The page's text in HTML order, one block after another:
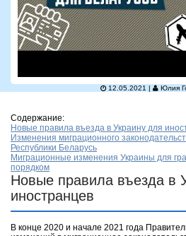
12.05.2021 | Юлия
Содержание:
Новые правила въезда в Украину для
Изменения миграционного
Республики Беларусь
Миграционные изменения Украины для
порядком
Новые правила въезда в
иностранцев
В конце 2020 и начале 2021 года